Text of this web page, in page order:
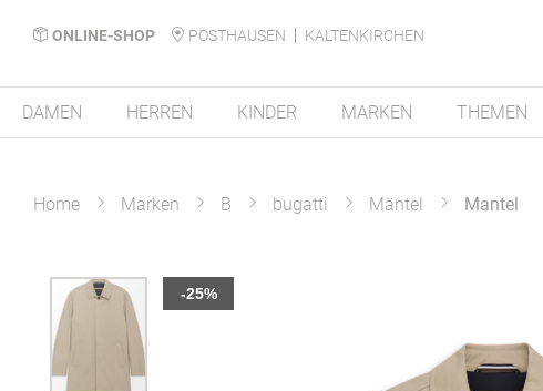
ONLINE-SHOP POSTHAUSEN
KALTENKIRCHEN
DAMEN HERREN KINDER MARKEN THEMEN
Home Marken B bugatti Mäntel Mantel
Zum
Ende
der
Bildergalerie
springen
-25%